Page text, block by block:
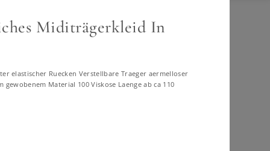
Miditrägerkleid In
elastischer Ruecken Verstellbare Traeger aermelloser
Material 100 Viskose Laenge ab ca 110